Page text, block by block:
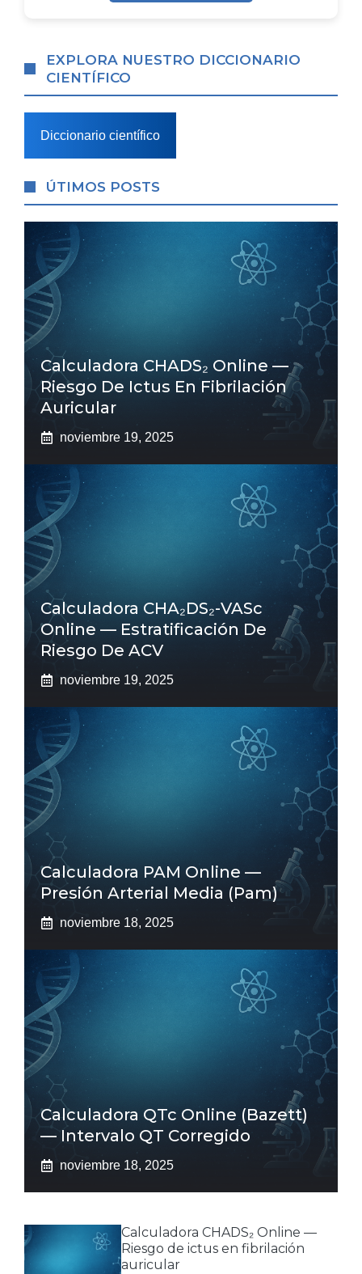
EXPLORA NUESTRO DICCIONARIO
CIENTÍFICO
Diccionario científico
ÚTIMOS POSTS
Calculadora CHADS₂ Online —
Riesgo De Ictus En Fibrilación
Auricular
noviembre 19, 2025
Calculadora CHA₂DS₂-VASc
Online — Estratificación De
Riesgo De ACV
noviembre 19, 2025
Calculadora PAM Online —
Presión Arterial Media (pam)
noviembre 18, 2025
Calculadora QTc Online (Bazett)
— Intervalo QT Corregido
noviembre 18, 2025
Calculadora CHADS₂ Online —
Riesgo de ictus en fibrilación
auricular